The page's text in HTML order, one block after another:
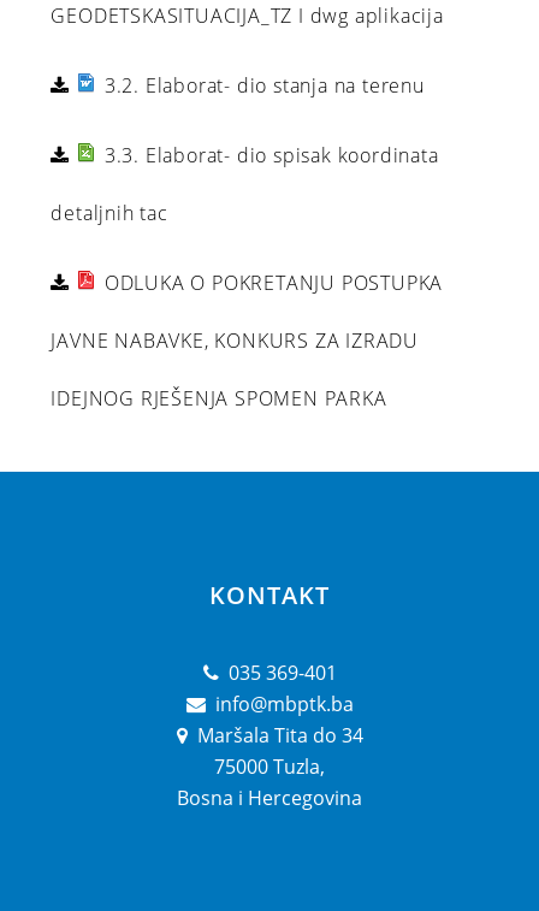
GEODETSKASITUACIJA_TZ I dwg aplikacija
3.2. Elaborat- dio stanja na terenu
3.3. Elaborat- dio spisak koordinata
detaljnih tac
ODLUKA O POKRETANJU POSTUPKA
JAVNE NABAVKE, KONKURS ZA IZRADU
IDEJNOG RJEŠENJA SPOMEN PARKA
KONTAKT
035 369-401
info@mbptk.ba
Maršala Tita do 34
75000 Tuzla,
Bosna i Hercegovina